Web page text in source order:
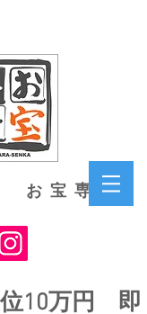
お宝専科
10万円 即